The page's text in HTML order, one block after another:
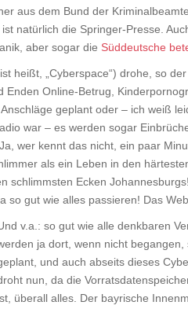
aus dem Bund der
natürlich die Springer-Presse.
aber sogar die Süddeutsche
heißt, „Cyberspace“) drohe, so
Enden Online-Betrug,
geplant oder – ich weiß
war – es werden sogar
wer kennt das nicht, ein paar
als ein Leben in den
schlimmsten Ecken
so gut wie alles passieren! Das
v.a.: so gut wie alle denkbaren
ja dort, wenn nicht begangen,
und auch abseits dieses
nun, da die
überall alles. Der bayrische